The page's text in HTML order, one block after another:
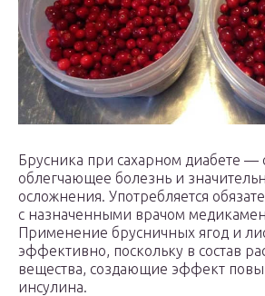
Брусника при сахарном диабете —
облегчающее болезнь и
осложнения. Употребляется
с назначенными врачом
Применение брусничных ягод и
эффективно, поскольку в состав
вещества, создающие эффект
инсулина.